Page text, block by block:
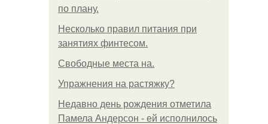
по плану.
Несколько правил питания при
занятиях финтесом.
Свободные места на.
Упражнения на растяжку?
Недавно день рождения отметила
Памела Андерсон - ей исполнилось